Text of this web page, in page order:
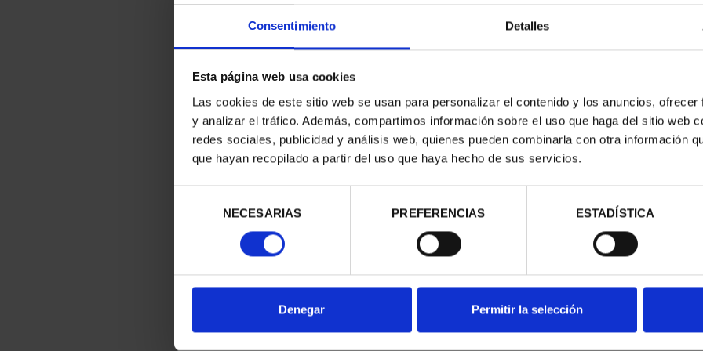
Consentimiento Detalles
Esta página web usa cookies
Las cookies de este sitio web se usan para personalizar el contenido y los anuncios,
y analizar el tráfico. Además, compartimos información sobre el uso que haga del sitio web
redes sociales, publicidad y análisis web, quienes pueden combinarla con otra información
que hayan recopilado a partir del uso que haya hecho de sus servicios.
consentimiento
NECESARIAS PREFERENCIAS ESTADÍSTICA
Denegar Permitir la selección
En el año 2026 se cumple
Granada de don Álvaro de
extraordinario legado
Timbre–Real Casa de la
conmemorativa en plata y
En el reverso se
Guzmán, realizado por
de popa de la galera
almirante español en la
conservan en el Museo
En el anverso se
de Bazán y Guzmán,